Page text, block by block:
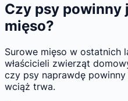
Czy psy powinny
mięso?
Surowe mięso w ostatnich
właścicieli zwierząt
czy psy naprawdę
wciąż trwa.